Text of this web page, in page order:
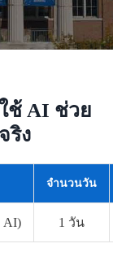
ช้ AI ช่วย
ริง
จำนวนวัน
AI) 1 วัน